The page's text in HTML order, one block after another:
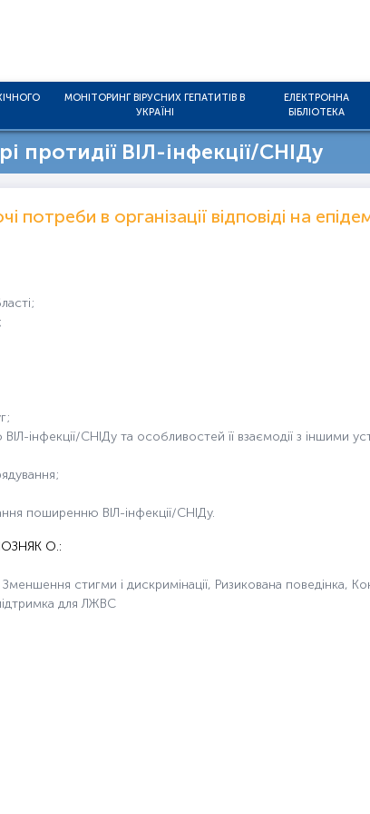
МОНІТОРИНГ ВІРУСНИХ ГЕПАТИТІВ В
УКРАЇНІ
ЕЛЕКТРОННА
БІБЛІОТЕКА
ВІЛ-інфекції/СНІДу
в організації відповіді на
інфекції/СНІДу та особливостей її взаємодії з іншими
поширенню ВІЛ-інфекції/СНІДу.
О.:
стигми і дискримінації, Ризикована поведінка,
для ЛЖВС